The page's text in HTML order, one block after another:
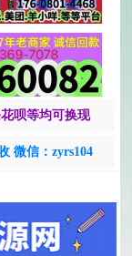
呗等均可换现
微信：zyrs104